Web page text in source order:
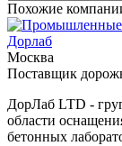
Похожие
Дорлаб
Москва
Поставщик
ДорЛаб LTD -
области
бетонных